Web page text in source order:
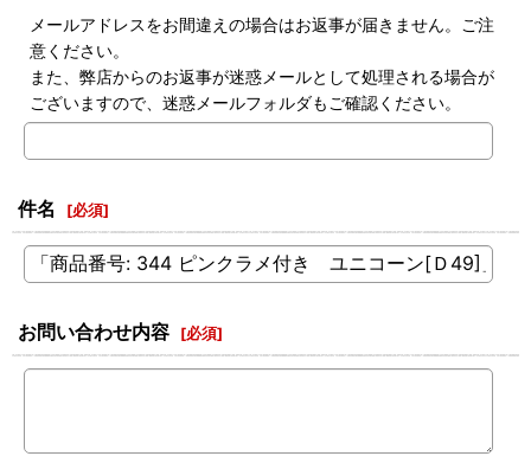
メールアドレスをお間違えの場合はお返事が届きません。ご注
意ください。
また、弊店からのお返事が迷惑メールとして処理される場合が
ございますので、迷惑メールフォルダもご確認ください。
件名 [必須]
お問い合わせ内容 [必須]